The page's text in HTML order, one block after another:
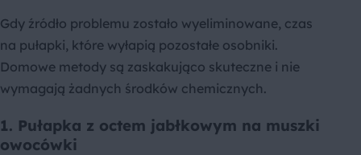
Gdy źródło problemu zostało wyeliminowane, czas
na pułapki, które wyłapią pozostałe osobniki.
Domowe metody są zaskakująco skuteczne i nie
wymagają żadnych środków chemicznych.
1. Pułapka z octem jabłkowym na muszki
owocówki